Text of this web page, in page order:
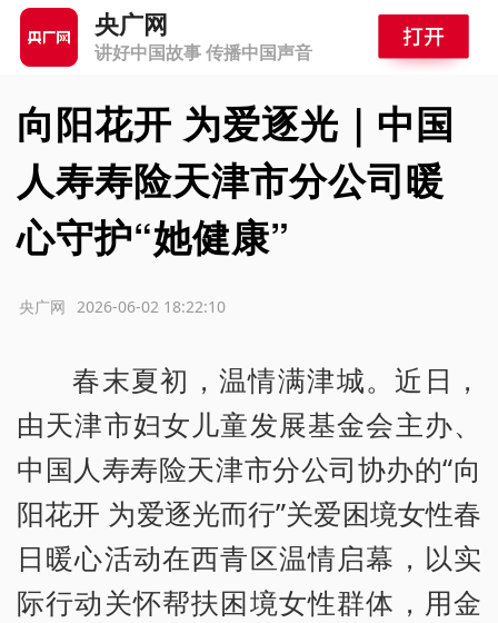
央广网
讲好中国故事 传播中国声音
向阳花开 为爱逐光｜中国
人寿寿险天津市分公司暖
心守护“她健康”
2026-06-02 18:22:10
央广网
春末夏初，温情满津城。近日，
由天津市妇女儿童发展基金会主办、
中国人寿寿险天津市分公司协办的“向
阳花开 为爱逐光而行”关爱困境女性春
日暖心活动在西青区温情启幕，以实
际行动关怀帮扶困境女性群体，用金